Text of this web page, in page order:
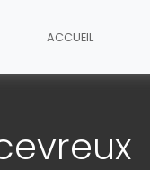
ACCUEIL